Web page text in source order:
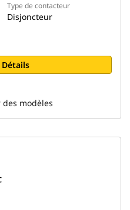
Type de contacteur
Disjoncteur
des modèles